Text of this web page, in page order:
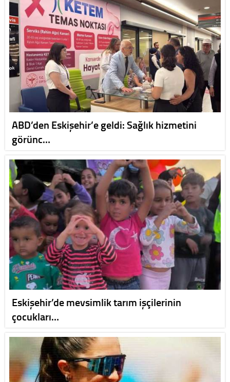
ABD’den Eskişehir’e geldi: Sağlık hizmetini
görünc…
Eskişehir’de mevsimlik tarım işçilerinin
çocukları…